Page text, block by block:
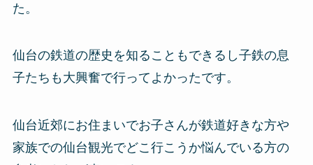
た。
仙台の鉄道の歴史を知ることもできるし子鉄の息
子たちも大興奮で行ってよかったです。
仙台近郊にお住まいでお子さんが鉄道好きな方や
家族での仙台観光でどこ行こうか悩んでいる方の